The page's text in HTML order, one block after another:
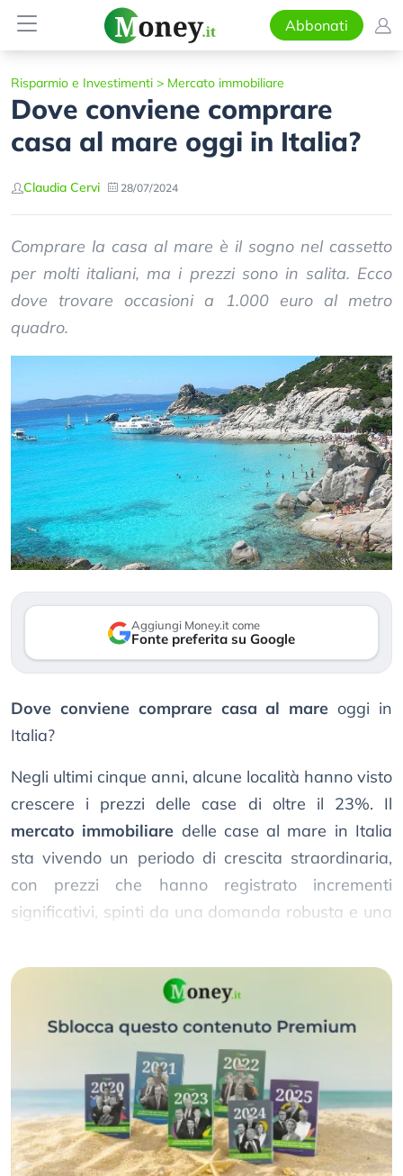
Abbonati
Risparmio e Investimenti > Mercato immobiliare
Dove conviene comprare
casa al mare oggi in Italia?
Claudia Cervi 28/07/2024
Comprare la casa al mare è il sogno nel cassetto
per molti italiani, ma i prezzi sono in salita. Ecco
dove trovare occasioni a 1.000 euro al metro
quadro.
Aggiungi Money.it come
Fonte preferita su Google
Dove conviene comprare casa al mare oggi in
Italia?
Negli ultimi cinque anni, alcune località hanno visto
crescere i prezzi delle case di oltre il 23%. Il
mercato immobiliare delle case al mare in Italia
sta vivendo un periodo di crescita straordinaria,
con prezzi che hanno registrato incrementi
significativi, spinti da una domanda robusta e una